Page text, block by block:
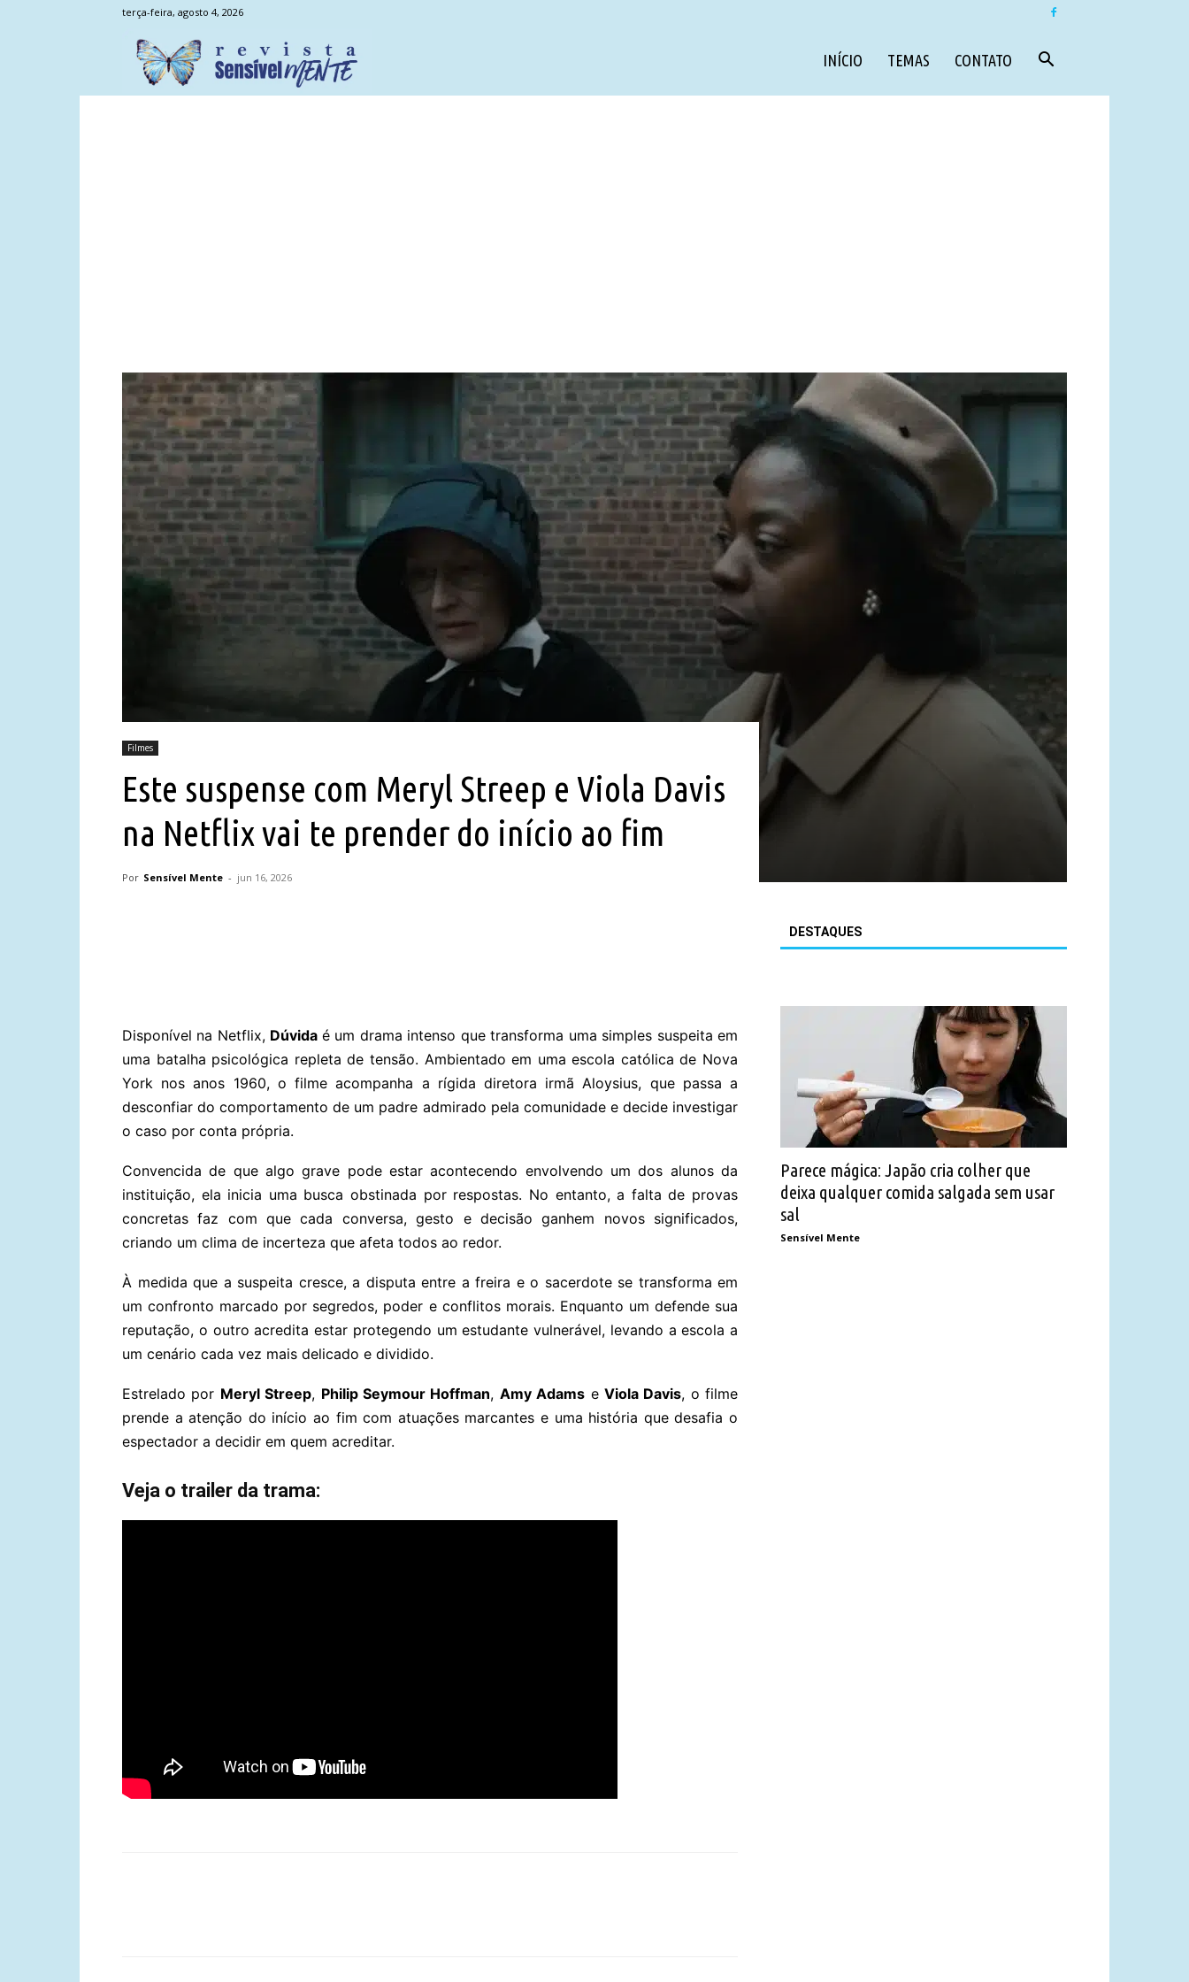
terça-feira, agosto 4, 2026
INÍCIO TEMAS CONTATO
Filmes
Este suspense com Meryl Streep e Viola Davis
na Netflix vai te prender do início ao fim
Por Sensível Mente - jun 16, 2026
Disponível na Netflix, Dúvida é um drama intenso que transforma uma simples suspeita em
uma batalha psicológica repleta de tensão. Ambientado em uma escola católica de Nova
York nos anos 1960, o filme acompanha a rígida diretora irmã Aloysius, que passa a
desconfiar do comportamento de um padre admirado pela comunidade e decide investigar
o caso por conta própria.
Convencida de que algo grave pode estar acontecendo envolvendo um dos alunos da
instituição, ela inicia uma busca obstinada por respostas. No entanto, a falta de provas
concretas faz com que cada conversa, gesto e decisão ganhem novos significados,
criando um clima de incerteza que afeta todos ao redor.
À medida que a suspeita cresce, a disputa entre a freira e o sacerdote se transforma em
um confronto marcado por segredos, poder e conflitos morais. Enquanto um defende sua
reputação, o outro acredita estar protegendo um estudante vulnerável, levando a escola a
um cenário cada vez mais delicado e dividido.
Estrelado por Meryl Streep, Philip Seymour Hoffman, Amy Adams e Viola Davis, o filme
prende a atenção do início ao fim com atuações marcantes e uma história que desafia o
espectador a decidir em quem acreditar.
Veja o trailer da trama:
DESTAQUES
Parece mágica: Japão cria colher que
deixa qualquer comida salgada sem usar
sal
Sensível Mente